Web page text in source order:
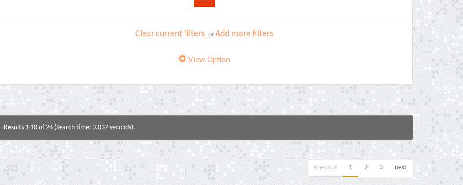
Clear current filters orAdd more filters
View Option
Results 1-10 of 24 (Search time: 0.037 seconds).
previous 1 2 3 next